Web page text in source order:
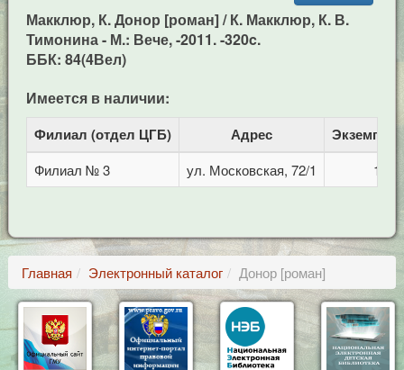
Макклюр, К. Донор [роман] / К. Макклюр, К. В.
Тимонина - М.: Вече, -2011. -320c.
ББК: 84(4Вел)
Имеется в наличии:
Филиал (отдел ЦГБ) Адрес
Филиал № 3 ул. Московская, 72/1 1
Главная Электронный каталог Донор [роман]